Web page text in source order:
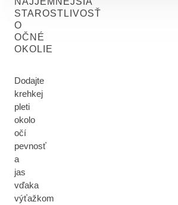
STAROSTLIVOSŤ
O
OČNÉ
OKOLIE
Dodajte
krehkej
pleti
okolo
očí
pevnosť
a
jas
vďaka
výťažkom